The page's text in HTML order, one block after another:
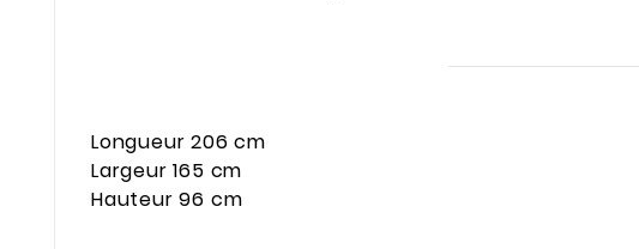
Longueur 206 cm
Largeur 165 cm
Hauteur 96 cm